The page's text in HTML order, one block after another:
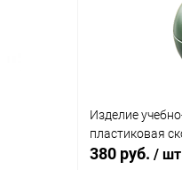
Изделие
пластиковая
380 руб. / шт